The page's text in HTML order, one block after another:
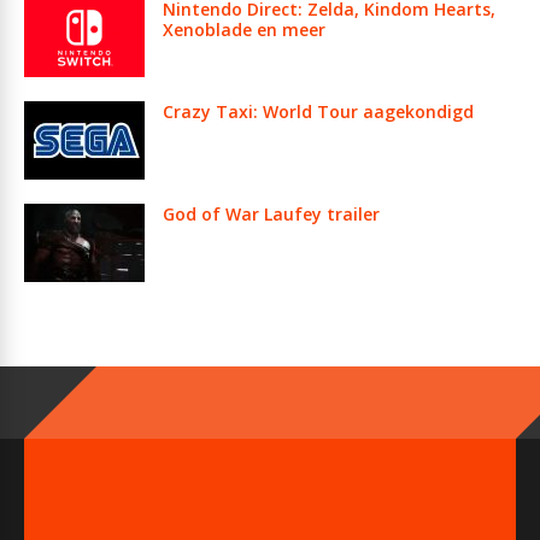
Nintendo Direct: Zelda, Kindom Hearts,
Xenoblade en meer
Crazy Taxi: World Tour aagekondigd
God of War Laufey trailer